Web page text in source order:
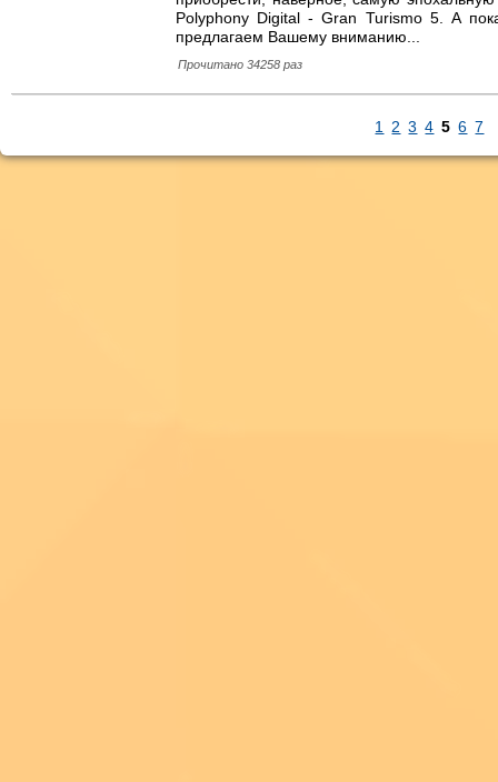
Polyphony Digital - Gran Turismo 5. А
предлагаем Вашему вниманию...
Прочитано 34258 раз
1 2 3 4 5 6 7